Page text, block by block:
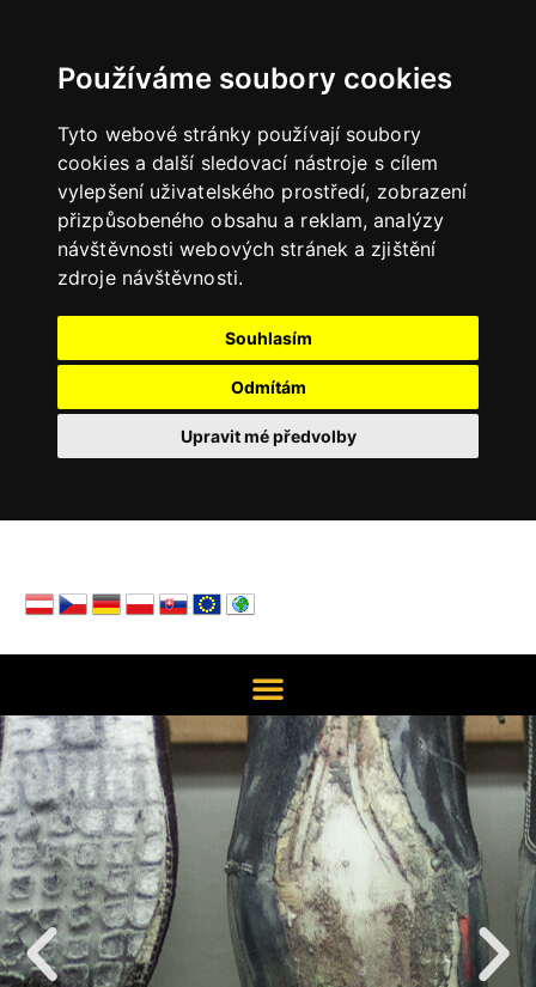
Používáme soubory cookies
Tyto webové stránky používají soubory
cookies a další sledovací nástroje s cílem
vylepšení uživatelského prostředí, zobrazení
přizpůsobeného obsahu a reklam, analýzy
návštěvnosti webových stránek a zjištění
zdroje návštěvnosti.
Souhlasím
Odmítám
Upravit mé předvolby